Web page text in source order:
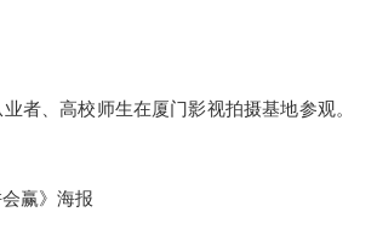
、高校师生在厦门影视拍摄基地参观。
赢》海报